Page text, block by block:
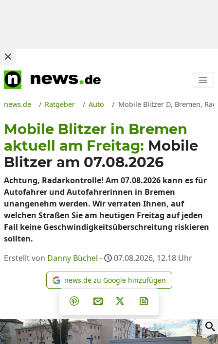
news.de Ratgeber Auto Mobile Blitzer D, Bremen,
Mobile Blitzer in Bremen
aktuell am Freitag: Mobile
Blitzer am 07.08.2026
Achtung, Radarkontrolle! Am 07.08.2026 kann es für
Autofahrer und Autofahrerinnen in Bremen
unangenehm werden. Wir verraten Ihnen, auf
welchen Straßen Sie am heutigen Freitag auf jeden
Fall keine Geschwindigkeitsüberschreitung riskieren
sollten.
Erstellt von Danny Büchel - 07.08.2026, 12.18 Uhr
news.de zu Google
news.de zu Google hinzufügen
Teilen auf Facebook
Teilen auf Whatsapp
Teilen auf Telegram
Teilen auf Pinterest
Per E-Mail teilen
Post auf X